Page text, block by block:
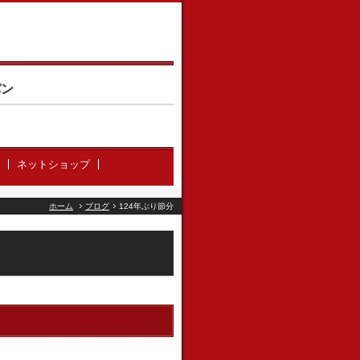
ネットショップ
ホーム ブログ 124年ぶり節分